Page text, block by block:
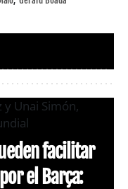
facilitar
el Barça: